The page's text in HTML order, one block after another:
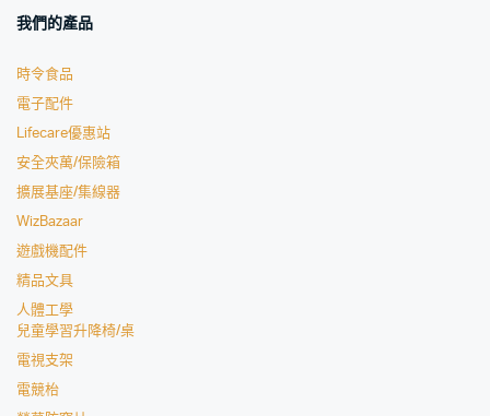
我們的產品
時令食品
電子配件
Lifecare優惠站
安全夾萬/保險箱
擴展基座/集線器
WizBazaar
遊戲機配件
精品文具
人體工學
兒童學習升降椅/桌
電視支架
電競枱